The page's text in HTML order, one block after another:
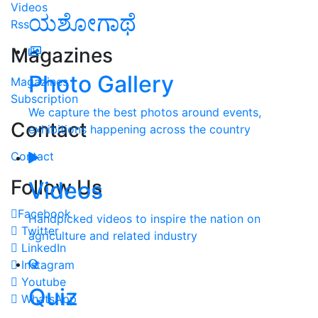
ಯಶೋಗಾಥೆ
Photo Gallery
We capture the best photos around events,
exhibitions happening across the country
Videos
Handpicked videos to inspire the nation on
agriculture and related industry
Quiz
Videos
Rss
Magazines
Magazines
Subscription
Contact
Contact
Follow Us
Facebook
Twitter
LinkedIn
Instagram
Youtube
WhatsApp